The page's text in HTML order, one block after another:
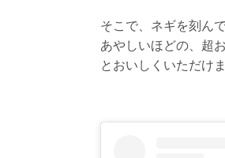
そこで、ネギを刻ん
あやしいほどの、超
とおいしくいただけま